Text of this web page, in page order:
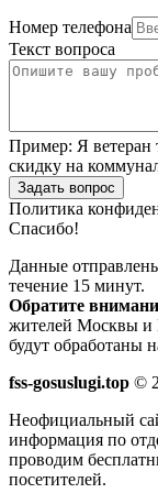
Номер телефона
Текст вопроса
Пример: Я ветеран
скидку на
Задать вопрос
Политика
Спасибо!
Данные
течение 15 минут.
Обратите
жителей Москвы и
будут обработаны
fss-gosuslugi.top ©
Неофициальный
информация по
проводим
посетителей.